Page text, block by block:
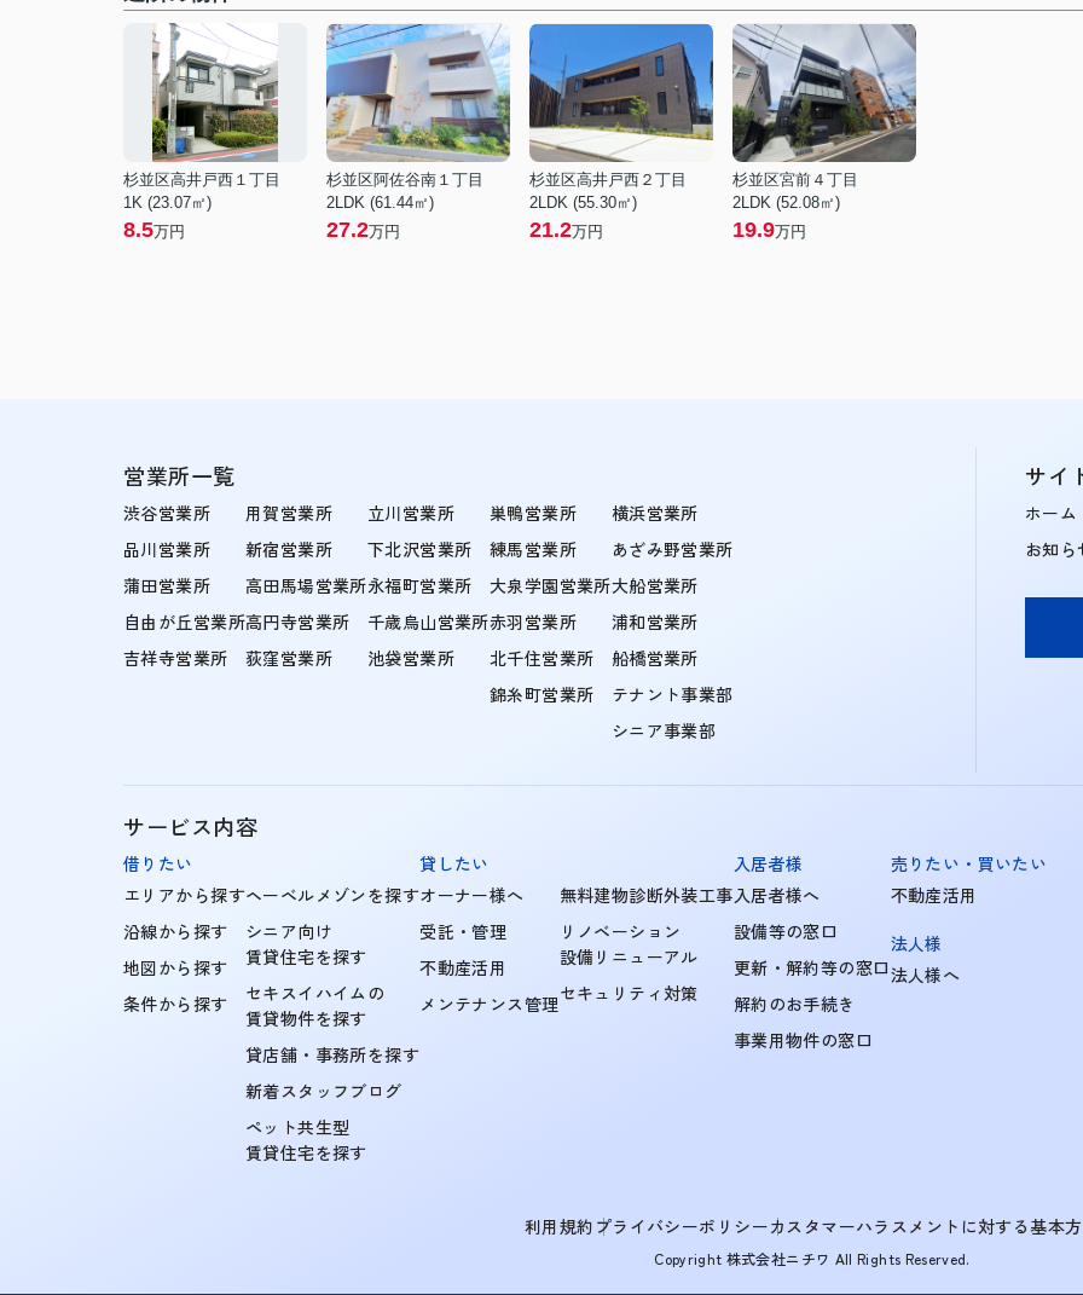
杉並区高井戸西１丁目
1K (23.07㎡)
8.5万円
杉並区阿佐谷南１丁目
2LDK (61.44㎡)
27.2万円
杉並区高井戸西２丁目
2LDK (55.30㎡)
21.2万円
杉並区宮前４丁目
2LDK (52.08㎡)
19.9万円
営業所一覧
渋谷営業所
品川営業所
蒲田営業所
自由が丘営業所
吉祥寺営業所
用賀営業所
新宿営業所
高田馬場営業所
高円寺営業所
荻窪営業所
立川営業所
下北沢営業所
永福町営業所
千歳烏山営業所
池袋営業所
巣鴨営業所
練馬営業所
大泉学園営業所
赤羽営業所
北千住営業所
錦糸町営業所
横浜営業所
あざみ野営業所
大船営業所
浦和営業所
船橋営業所
テナント事業部
シニア事業部
サイ
ホーム
お知ら
サービス内容
借りたい
エリアから探す
沿線から探す
地図から探す
条件から探す
ヘーベルメゾンを探す
シニア向け
賃貸住宅を探す
セキスイハイムの
賃貸物件を探す
貸店舗・事務所を探す
新着スタッフブログ
ペット共生型
賃貸住宅を探す
貸したい
オーナー様へ
受託・管理
不動産活用
メンテナンス管理
無料建物診断外装工事
リノベーション
設備リニューアル
セキュリティ対策
入居者様
入居者様へ
設備等の窓口
更新・解約等の窓口
解約のお手続き
事業用物件の窓口
売りたい・買いたい
不動産活用
法人様
法人様へ
利用規約 プライバシーポリシーカスタマーハラスメントに対する基本
Copyright 株式会社ニチワ All Rights Reserved.